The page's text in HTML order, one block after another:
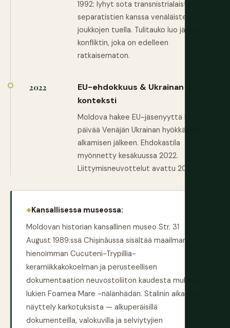
1992: lyhyt sota transnistrialaisten
separatistien kanssa venäläisten
joukkojen tuella. Tulitauko luo jäisen
konfliktin, joka on edelleen
ratkaisematon.
2022
EU-ehdokkuus & Ukrainan
konteksti
Moldova hakee EU-jäsenyyttä kuusi
päivää Venäjän Ukrainan hyökkäyksen
alkamisen jälkeen. Ehdokastila
myönnetty kesäkuussa 2022.
Liittymisneuvottelut avattu 2024.
Kansallisessa museossa:
Moldovan historian kansallinen museo Str. 31
August 1989:ssä Chișinăussa sisältää maailman
hienoimman Cucuteni-Trypillia-
keramiikkakokoelman ja perusteellisen
dokumentaation neuvostoliiton kaudesta mukaan
lukien Foamea Mare -nälänhädän. Stalinin aikainen
näyttely karkotuksista — alkuperäisillä
dokumenteilla, valokuvilla ja selviytyjien